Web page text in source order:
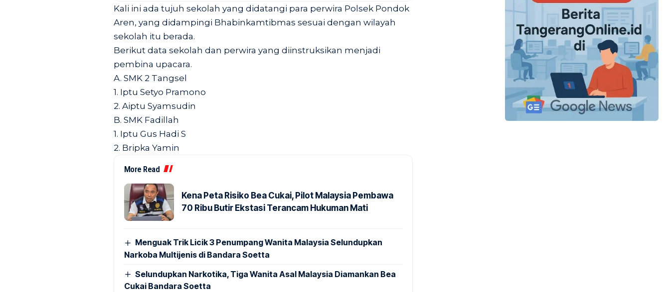
Kali ini ada tujuh sekolah yang didatangi para perwira Polsek Pondok
Aren, yang didampingi Bhabinkamtibmas sesuai dengan wilayah
sekolah itu berada.
Berikut data sekolah dan perwira yang diinstruksikan menjadi
pembina upacara.
A. SMK 2 Tangsel
1. Iptu Setyo Pramono
2. Aiptu Syamsudin
B. SMK Fadillah
1. Iptu Gus Hadi S
2. Bripka Yamin
More Read
Kena Peta Risiko Bea Cukai, Pilot Malaysia Pembawa
70 Ribu Butir Ekstasi Terancam Hukuman Mati
Menguak Trik Licik 3 Penumpang Wanita Malaysia Selundupkan
Narkoba Multijenis di Bandara Soetta
Selundupkan Narkotika, Tiga Wanita Asal Malaysia Diamankan Bea
Cukai Bandara Soetta